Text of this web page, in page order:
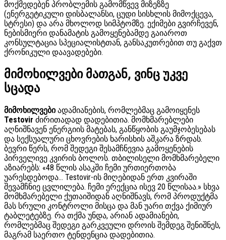
მოქმედებენ პრობლემის გამომწვევ მიზეზზე
(ენერგეტიკული დისბალანსი, ცუდი სისხლის მიმოქცევა,
სტრესი) და არა მხოლოდ სიმპტომზე. ექიმები გვირჩევენ,
ნებისმიერი დანამატის გამოყენებამდე გაიაროთ
კონსულტაცია სპეციალისტთან, განსაკუთრებით თუ გაქვთ
ქრონიკული დაავადებები.
მიმოხილვები მათგან, ვინც უკვე
სცადა
მიმოხილვებიადამიანების, რომლებმაც გამოიყენეს
Testovir ძირითადად დადებითია. მომხმარებლები
აღნიშნავენ ენერგიის მატებას, განწყობის გაუმჯობესებას
და სექსუალური ცხოვრების ხარისხის აშკარა ზრდას.
ბევრი წერს, რომ შედეგი შესამჩნევია გამოყენების
პირველივე კვირის ბოლოს. თბილისელი მომხმარებელი
აზიარებს: «48 წლის ასაკში ჩემი ურთიერთობა
უარესდებოდა… Testovir-ის მიღებიდან ერთ კვირაში
შევამჩნიე ცვლილება. ჩემი ერექცია ისევ 20 წლისაა.» სხვა
მომხმარებელი ქუთაიშიდან აღნიშნავს, რომ პროდუქტმა
მას სრული კონტროლი მისცა და მან უარი თქვა ქიმიურ
ტაბლეტებზე. რა თქმა უნდა, არიან ადამიანები,
რომლებმაც შედეგი გარკვეული დროის შემდეგ შენიშნეს,
მაგრამ საერთო ტენდენცია დადებითია.